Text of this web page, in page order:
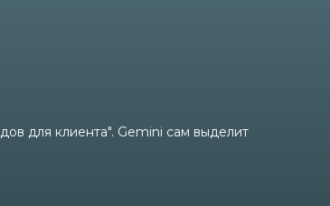
для клиента". Gemini сам выделит